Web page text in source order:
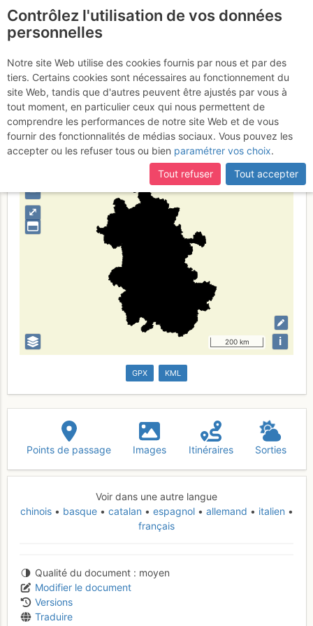
Anhui
Type de région limite administrative
⤢
–
200 km i
GPX KML
Points de passage Images Itinéraires Sorties
Voir dans une autre langue
chinois
basque catalan espagnol allemand
italien
français
Qualité du document
moyen
Modifier le document
Versions
Traduire
Contrôlez l'utilisation de vos données
personnelles
Notre site Web utilise des cookies fournis par nous et par des
tiers. Certains cookies sont nécessaires au fonctionnement du
site Web, tandis que d'autres peuvent être ajustés par vous à
tout moment, en particulier ceux qui nous permettent de
comprendre les performances de notre site Web et de vous
fournir des fonctionnalités de médias sociaux. Vous pouvez les
accepter ou les refuser tous ou bien paramétrer vos choix.
Tout refuser
Tout accepter